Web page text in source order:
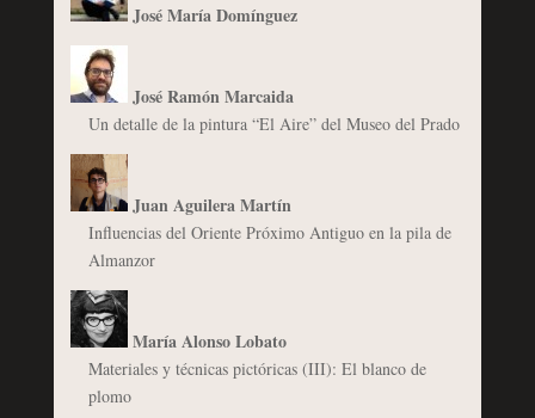
José María Domínguez
José Ramón Marcaida
Un detalle de la pintura “El Aire” del Museo del Prado
Juan Aguilera Martín
Influencias del Oriente Próximo Antiguo en la pila de
Almanzor
María Alonso Lobato
Materiales y técnicas pictóricas (III): El blanco de
plomo